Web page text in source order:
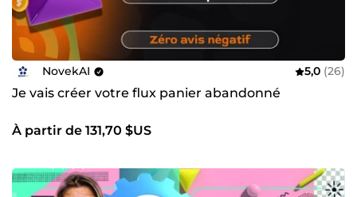
NovekAI 5,0 (26)
Je vais créer votre flux panier abandonné
À partir de 131,70 $US